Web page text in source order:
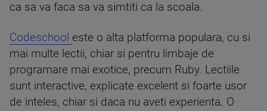
ca sa va faca sa va simtiti ca la scoala.
Codeschool este o alta platforma populara, cu si
mai multe lectii, chiar si pentru limbaje de
programare mai exotice, precum Ruby. Lectiile
sunt interactive, explicate excelent si foarte usor
de inteles, chiar si daca nu aveti experienta. O